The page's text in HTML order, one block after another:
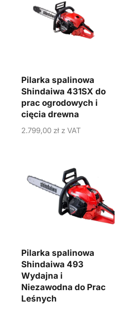
Pilarka spalinowa
Shindaiwa 431SX do
prac ogrodowych i
cięcia drewna
2.799,00 zł z VAT
Pilarka spalinowa
Shindaiwa 493
Wydajna i
Niezawodna do Prac
Leśnych